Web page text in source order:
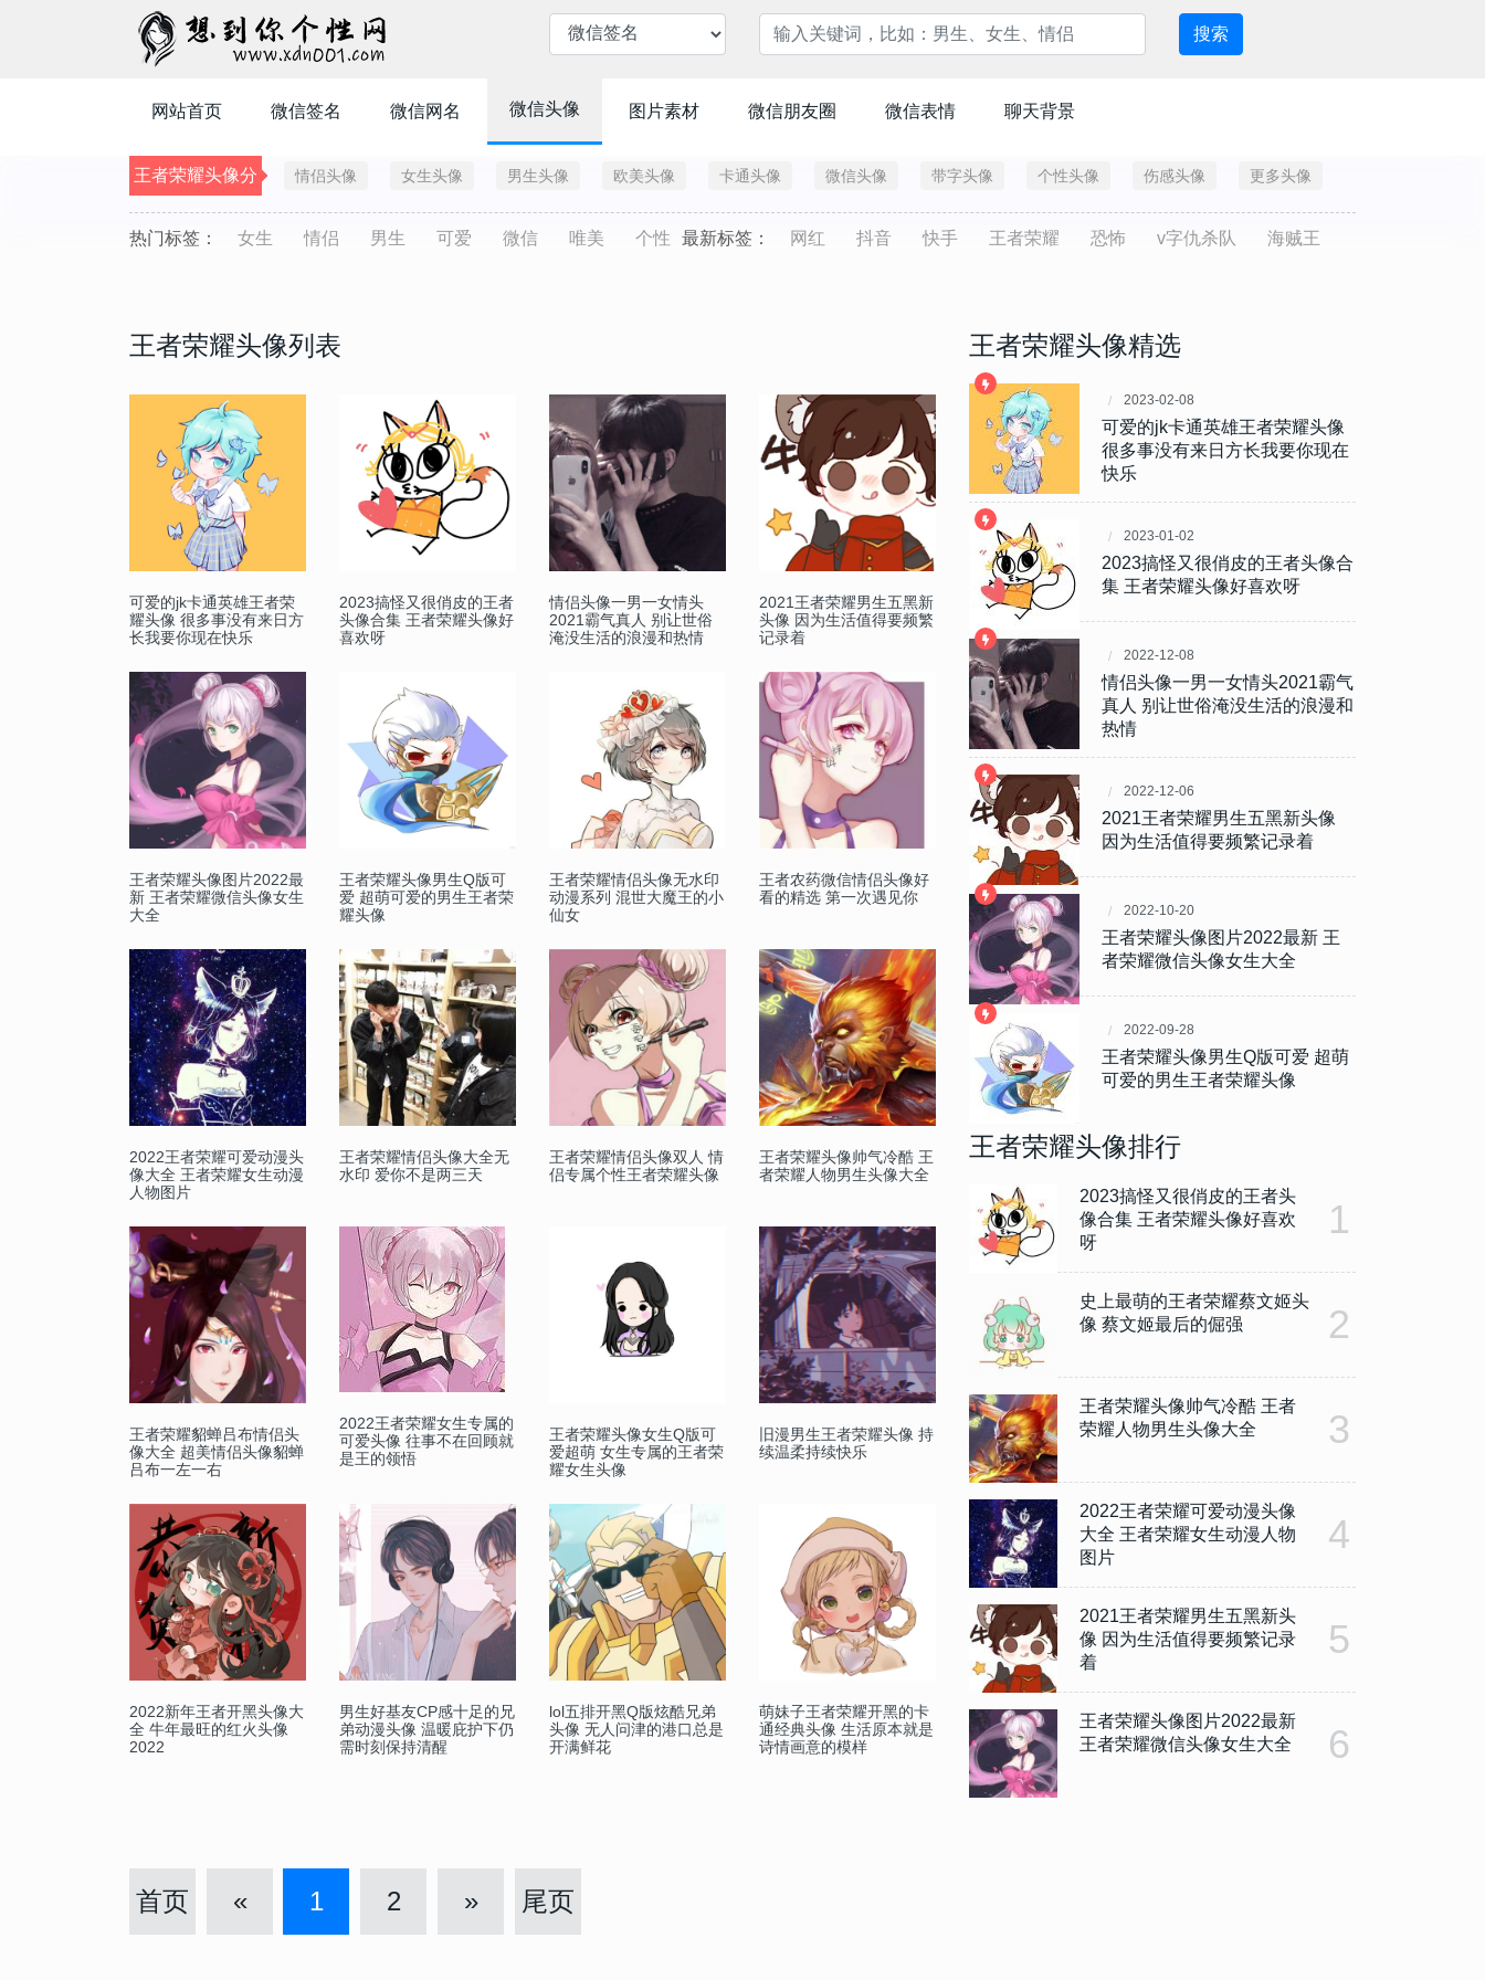
搜索
网站首页 微信签名 微信网名 微信头像 图片素材 微信朋友圈 微信表情 聊天背景
王者荣耀头像分
类
情侣头像 女生头像 男生头像 欧美头像 卡通头像 微信头像 带字头像 个性头像 伤感头像 更多头像
热门标签： 女生 情侣 男生 可爱 微信 唯美 个性 最新标签： 网红 抖音 快手 王者荣耀 恐怖 v字仇杀队 海贼王
王者荣耀头像列表
可爱的jk卡通英雄王者荣
耀头像 很多事没有来日方
长我要你现在快乐
2023搞怪又很俏皮的王者
头像合集 王者荣耀头像好
喜欢呀
情侣头像一男一女情头
2021霸气真人 ​​​​​别让世俗
淹没生活的浪漫和热情
2021王者荣耀男生五黑新
头像 因为生活值得要频繁
记录着
王者荣耀头像图片2022最
新 王者荣耀微信头像女生
大全
王者荣耀头像男生Q版可
爱 超萌可爱的男生王者荣
耀头像
王者荣耀情侣头像无水印
动漫系列 混世大魔王的小
仙女
王者农药微信情侣头像好
看的精选 第一次遇见你
2022王者荣耀可爱动漫头
像大全 王者荣耀女生动漫
人物图片
王者荣耀情侣头像大全无
水印 爱你不是两三天
王者荣耀情侣头像双人 情
侣专属个性王者荣耀头像
王者荣耀头像帅气冷酷 王
者荣耀人物男生头像大全
王者荣耀貂蝉吕布情侣头
像大全 超美情侣头像貂蝉
吕布一左一右
2022王者荣耀女生专属的
可爱头像 往事不在回顾就
是王的领悟
王者荣耀头像女生Q版可
爱超萌 女生专属的王者荣
耀女生头像
旧漫男生王者荣耀头像 持
续温柔持续快乐
2022新年王者开黑头像大
全 牛年最旺的红火头像
2022
男生好基友CP感十足的兄
弟动漫头像 温暖庇护下仍
需时刻保持清醒
lol五排开黑Q版炫酷兄弟
头像 无人问津的港口总是
开满鲜花
萌妹子王者荣耀开黑的卡
通经典头像 生活原本就是
诗情画意的模样
王者荣耀头像精选
2023-02-08
可爱的jk卡通英雄王者荣耀头像
很多事没有来日方长我要你现在
快乐
2023-01-02
2023搞怪又很俏皮的王者头像合
集 王者荣耀头像好喜欢呀
2022-12-08
情侣头像一男一女情头2021霸气
真人 ​​​​​别让世俗淹没生活的浪漫和
热情
2022-12-06
2021王者荣耀男生五黑新头像
因为生活值得要频繁记录着
2022-10-20
王者荣耀头像图片2022最新 王
者荣耀微信头像女生大全
2022-09-28
王者荣耀头像男生Q版可爱 超萌
可爱的男生王者荣耀头像
王者荣耀头像排行
2023搞怪又很俏皮的王者头
像合集 王者荣耀头像好喜欢
呀
1
史上最萌的王者荣耀蔡文姬头
像 蔡文姬最后的倔强
2
王者荣耀头像帅气冷酷 王者
荣耀人物男生头像大全
3
2022王者荣耀可爱动漫头像
大全 王者荣耀女生动漫人物
图片
4
2021王者荣耀男生五黑新头
像 因为生活值得要频繁记录
着
5
王者荣耀头像图片2022最新
王者荣耀微信头像女生大全
6
首页 « 1 2 » 尾页